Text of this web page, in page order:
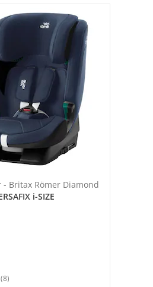
- Britax Römer Diamond
i-SIZE
(8)